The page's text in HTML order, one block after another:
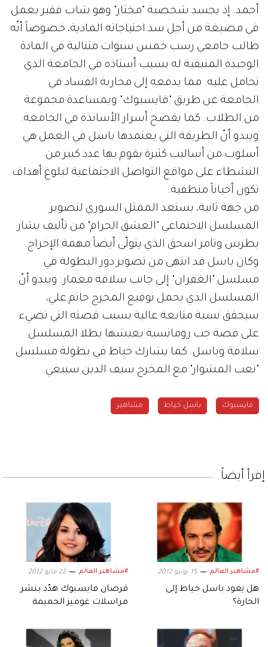
أحمد. إذ يجسد شخصية "مختار" وهو شاب فقير يعمل
في مصبغة من أجل سد احتياجاته المادية، خصوصاً أنّه
طالب جامعي رسب خمس سنوات متتالية في المادة
الوحيدة المتبقية له بسبب أستاذه في الجامعة الذي
تحامل عليه. مما يدفعه إلى محاربة الفساد في
الجامعة عن طريق "فايسبوك" وبمساعدة مجموعة
من الطلاب. كما يفضح أسرار الأساتذة في الجامعة.
ويبدو أنّ الطريقة التي يعتمدها باسل في العمل هي
أسلوب من أساليب كثيرة يقوم بها عدد كبير من
النشطاء على مواقع التواصل الاجتماعية لبلوغ أهداف
تكون أحياناً منطقية.
من جهة ثانية، يستعد الممثل السوري لتصوير
المسلسل الاجتماعي "العشق الحرام" من تأليف بشار
بطرس وتامر اسحق الذي يتولّى أيضاً مهمة الإخراج.
وكان باسل قد انتهى من تصوير دور البطولة في
مسلسل "الغفران" إلى جانب سلافة معمار. ويبدو أنّ
المسلسل الذي يحمل توقيع المخرج حاتم علي،
سيحقق نسبة متابعة عالية بسبب قصته التي تضيء
على قصة حب رومانسية يعيشها بطلا المسلسل
سلافة وباسل. كما يشارك خياط في بطولة مسلسل
"تعب المشوار" مع المخرج سيف الدين سبيعي.
فايسبوك باسل خياط مشاهير
إقرأ أيضاً
#مشاهير العالم 15 يونيو 2012
هل يعود باسل خياط إلى
الحارة؟
#مشاهير العالم 22 مايو 2012
قرصان فايسبوك هدّد بنشر
مراسلات غوميز الحميمة